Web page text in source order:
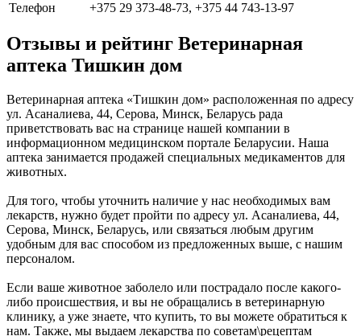
Телефон
+375 29 373-48-73, +375 44 743-13-97
Отзывы и рейтинг Ветеринарная
аптека Тишкин дом
Ветеринарная аптека «Тишкин дом» расположенная по адресу
ул. Асаналиева, 44, Серова, Минск, Беларусь рада
приветствовать вас на странице нашей компании в
информационном медицинском портале Беларусии. Наша
аптека занимается продажей специальных медикаментов для
животных.
Для того, чтобы уточнить наличие у нас необходимых вам
лекарств, нужно будет пройти по адресу ул. Асаналиева, 44,
Серова, Минск, Беларусь, или связаться любым другим
удобным для вас способом из предложенных выше, с нашим
персоналом.
Если ваше животное заболело или пострадало после какого-
либо происшествия, и вы не обращались в ветеринарную
клинику, а уже знаете, что купить, то вы можете обратиться к
нам. Также, мы выдаем лекарства по советам\рецептам